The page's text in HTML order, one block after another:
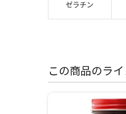
ゼラチン
この商品のラ